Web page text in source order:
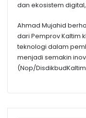
dan ekosistem
Ahmad Mujahid
dari Pemprov Kaltim
teknologi dalam
menjadi semakin
(Nop/DisdikbudKaltim